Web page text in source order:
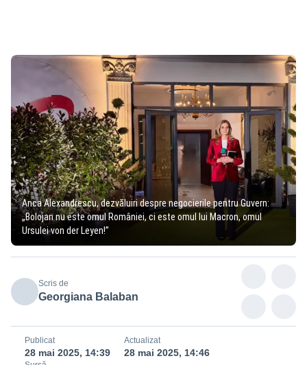
Anca Alexandrescu, dezvăluiri despre negocierile pentru Guvern:
„Bolojan nu este omul României, ci este omul lui Macron, omul
Ursulei von der Leyen!”
Scris de
Georgiana Balaban
Publicat
28 mai 2025, 14:39
Actualizat
28 mai 2025, 14:46